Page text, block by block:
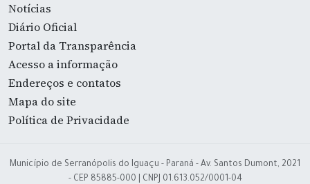
Notícias
Diário Oficial
Portal da Transparência
Acesso a informação
Endereços e contatos
Mapa do site
Política de Privacidade
Município de Serranópolis do Iguaçu - Paraná - Av. Santos Dumont, 2021
- CEP 85885-000 | CNPJ 01.613.052/0001-04